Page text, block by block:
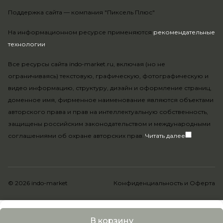
В корзину
На информационном ресурсе применяются рекомендательные
технологии.
Все ресурсы сайта indo-market.ru, включая (но не
ограничиваясь) текстовую, графическую, фотографическую и
видео информацию, структуру, дизайн и оформление страниц,
доменное имя, фирменное наименование являются объектами
авторского права и прав на интеллектуальную собственность,
защищены российским законодательством и международными
соглашениями об охране авторских прав. Читать далее
Поддержка сайта — компания "Пиксель Плюс"
© 2026 indo-market Конфиденциальность и Оферта